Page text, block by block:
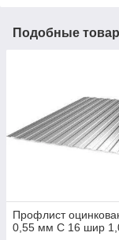
Подобные
Профлист
0,55 мм С 16 шир